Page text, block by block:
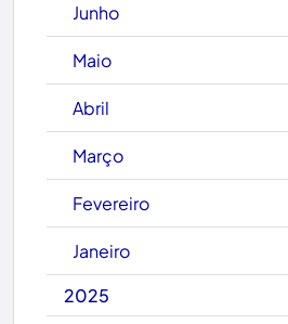
Junho
Maio
Abril
Março
Fevereiro
Janeiro
2025